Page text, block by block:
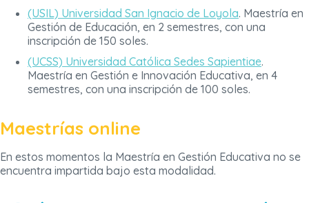
(USIL) Universidad San Ignacio de Loyola. Maestría en
Gestión de Educación, en 2 semestres, con una
inscripción de 150 soles.
(UCSS) Universidad Católica Sedes Sapientiae.
Maestría en Gestión e Innovación Educativa, en 4
semestres, con una inscripción de 100 soles.
Maestrías online
En estos momentos la Maestría en Gestión Educativa no se
encuentra impartida bajo esta modalidad.